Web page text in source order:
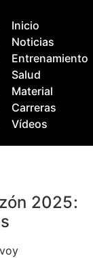
Inicio
Noticias
Entrenamiento
Salud
Material
Carreras
Vídeos
2025: